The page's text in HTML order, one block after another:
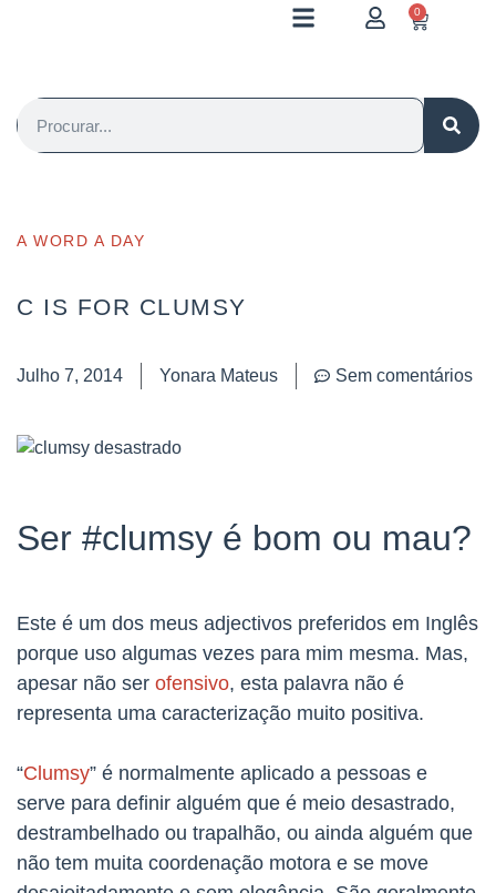
0
A WORD A DAY
C IS FOR CLUMSY
Julho 7, 2014 Yonara Mateus Sem comentários
Ser #clumsy é bom ou mau?
Este é um dos meus adjectivos preferidos em Inglês
porque uso algumas vezes para mim mesma. Mas,
apesar não ser ofensivo, esta palavra não é
representa uma caracterização muito positiva.
“Clumsy” é normalmente aplicado a pessoas e
serve para definir alguém que é meio desastrado,
destrambelhado ou trapalhão, ou ainda alguém que
não tem muita coordenação motora e se move